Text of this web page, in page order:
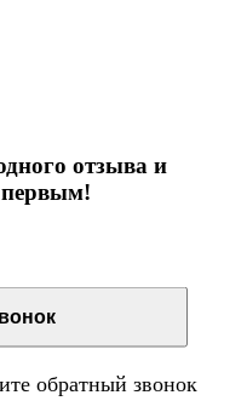
отзыва и
первым!
обратный звонок